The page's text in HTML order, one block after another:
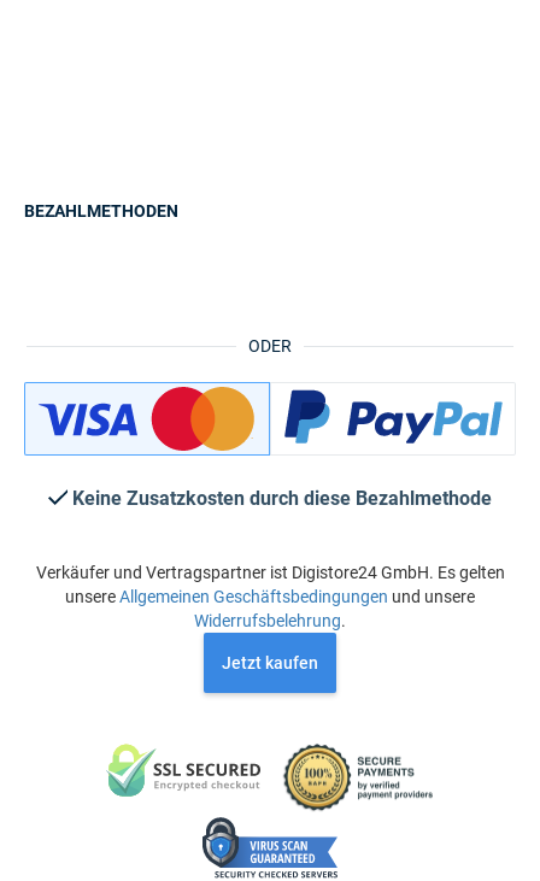
ODER
BEZAHLMETHODEN
Keine Zusatzkosten durch diese Bezahlmethode
Verkäufer und Vertragspartner ist Digistore24 GmbH. Es gelten
unsereAllgemeinen Geschäftsbedingungen und unsere
Widerrufsbelehrung.
Jetzt kaufen